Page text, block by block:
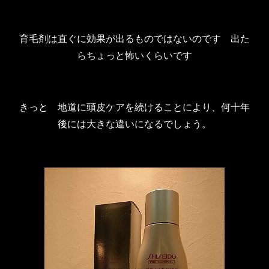
育毛剤は直ぐに効果が出るものではないのです 出た
らちょっと怖いくらいです
きっと 地道に頭皮ケアを続けることにより、何十年
後には大きな違いになるでしょう。